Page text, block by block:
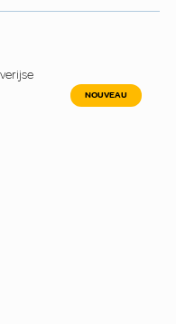
NOUVEAU